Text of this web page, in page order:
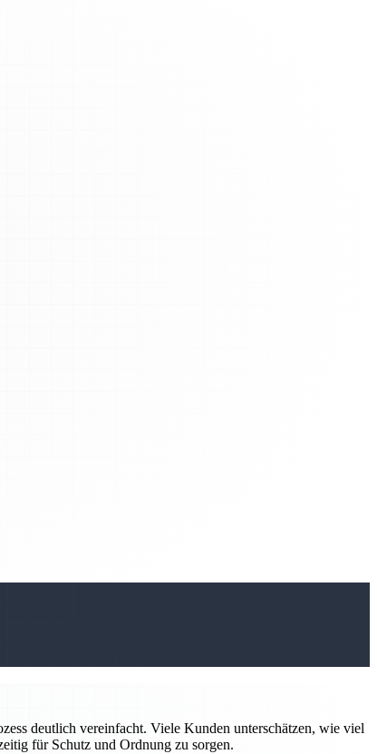
deutlich vereinfacht. Viele Kunden unterschätzen, wie viel
für Schutz und Ordnung zu sorgen.